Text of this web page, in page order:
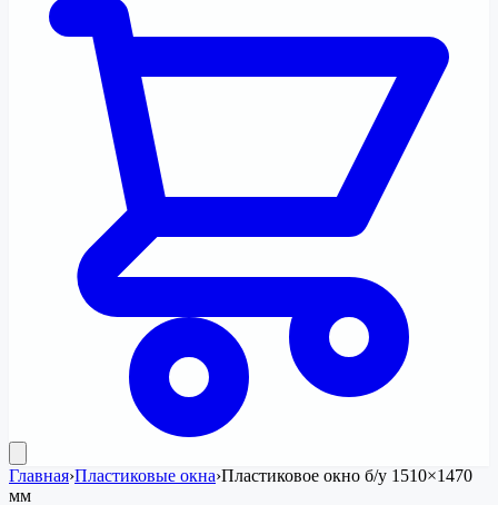
Главная›Пластиковые окна›Пластиковое окно б/у 1510×1470
мм